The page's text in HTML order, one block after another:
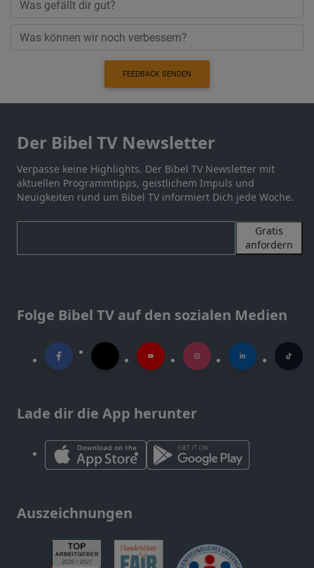
FEEDBACK SENDEN
Der Bibel TV Newsletter
Verpasse keine Highlights. Der Bibel TV Newsletter mit
aktuellen Programmtipps, geistlichem Impuls und
Neuigkeiten rund um Bibel TV informiert Dich jede Woche.
Gratis
anfordern
Folge Bibel TV auf den sozialen Medien
Lade dir die App herunter
Auszeichnungen